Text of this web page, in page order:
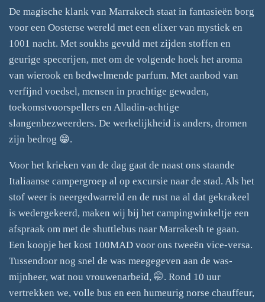
De magische klank van Marrakech staat in fantasieën borg
voor een Oosterse wereld met een elixer van mystiek en
1001 nacht. Met soukhs gevuld met zijden stoffen en
geurige specerijen, met om de volgende hoek het aroma
van wierook en bedwelmende parfum. Met aanbod van
verfijnd voedsel, mensen in prachtige gewaden,
toekomstvoorspellers en Alladin-achtige
slangenbezweerders. De werkelijkheid is anders, dromen
zijn bedrog 😁.
Voor het krieken van de dag gaat de naast ons staande
Italiaanse campergroep al op excursie naar de stad. Als het
stof weer is neergedwarreld en de rust na al dat gekrakeel
is wedergekeerd, maken wij bij het campingwinkeltje een
afspraak om met de shuttlebus naar Marrakesh te gaan.
Een koopje het kost 100MAD voor ons tweeën vice-versa.
Tussendoor nog snel de was meegegeven aan de was-
mijnheer, wat nou vrouwenarbeid, 🤭. Rond 10 uur
vertrekken we, volle bus en een humeurig norse chauffeur,